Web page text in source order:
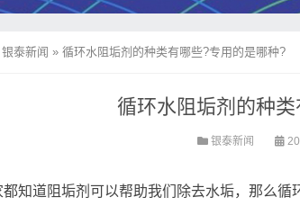
银泰新闻 » 循环水阻垢剂的种类有哪些?专用的是哪种?
循环水阻垢剂的种
银泰新闻
都知道阻垢剂可以帮助我们除去水垢，那么